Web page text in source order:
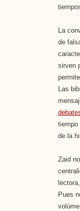
La
de
sirven
Las
tiempo
de la
Zaid
Pues